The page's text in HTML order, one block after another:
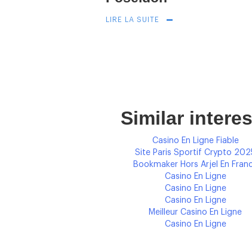
LIRE LA SUITE
Similar
Casino En Ligne Fiable
Site Paris Sportif Crypto
Bookmaker Hors Arjel En
Casino En Ligne
Casino En Ligne
Casino En Ligne
Meilleur Casino En Ligne
Casino En Ligne